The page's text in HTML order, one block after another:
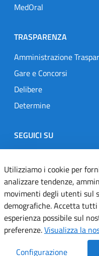
MedOral
TRASPARENZA
Amministrazione
Gare e Concorsi
Delibere
Determine
SEGUICI SU
Designers Italia
Twitter
Dichiarazione di
Informativa cookie
Utilizziamo i cookie per
analizzare tendenze,
movimenti degli utenti sul
demografiche. Accetta
esperienza possibile sul
preferenze.Visualizza la
Configurazione